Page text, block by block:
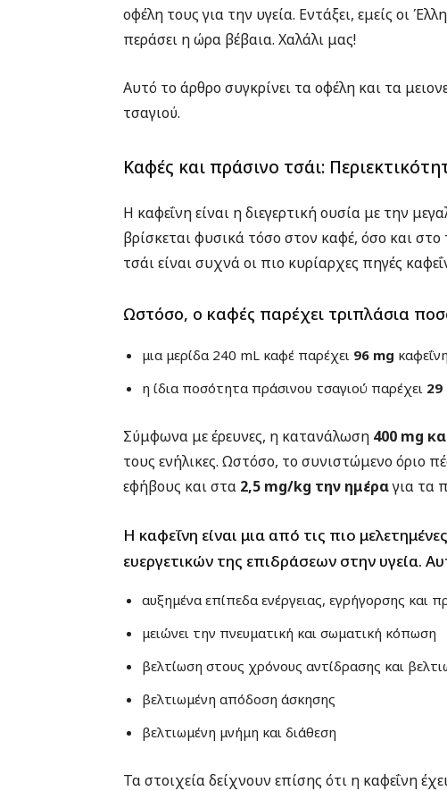
οφέλη τους για την υγεία. Εντάξει, εμείς οι
περάσει η ώρα βέβαια. Χαλάλι μας!
Αυτό το άρθρο συγκρίνει τα οφέλη και τα
τσαγιού.
Καφές και πράσινο τσάι:
Η καφεΐνη είναι η διεγερτική ουσία με την
βρίσκεται φυσικά τόσο στον καφέ, όσο και
τσάι είναι συχνά οι πιο κυρίαρχες πηγές
Ωστόσο, ο καφές παρέχει τριπλάσια
μια μερίδα 240 mL καφέ παρέχει 96 mg
η ίδια ποσότητα πράσινου τσαγιού παρέχει 29
Σύμφωνα με έρευνες, η κατανάλωση 400 mg
τους ενήλικες. Ωστόσο, το συνιστώμενο όριο
εφήβους και στα 2,5 mg/kg την ημέραγια τα
Η καφεΐνη είναι μια από τις πιο
ευεργετικών της επιδράσεων στην υγεία.
αυξημένα επίπεδα ενέργειας, εγρήγορσης και
μειώνει την πνευματική και σωματική κόπωση
βελτίωση στους χρόνους αντίδρασης και
βελτιωμένη απόδοση άσκησης
βελτιωμένη μνήμη και διάθεση
Τα στοιχεία δείχνουν επίσης ότι η καφεΐνη